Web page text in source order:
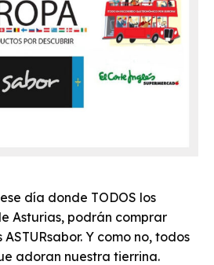
día donde TODOS los
Asturias, podrán comprar
Y como no, todos
adoran nuestra tierrina.